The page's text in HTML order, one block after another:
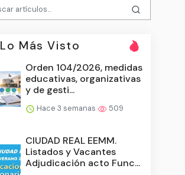
Lo Más Visto
Orden 104/2026, medidas
educativas, organizativas
y de gesti...
Hace 3 semanas 509
CIUDAD REAL EEMM.
Listados y Vacantes
Adjudicación acto Func...